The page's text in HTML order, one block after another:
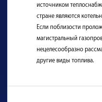
источником
стране являются
Если поблизости
магистральный
нецелесообразно
другие виды топлива.